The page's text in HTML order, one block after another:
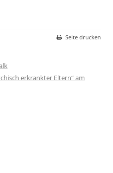
Seite drucken
erkrankter Eltern“ am